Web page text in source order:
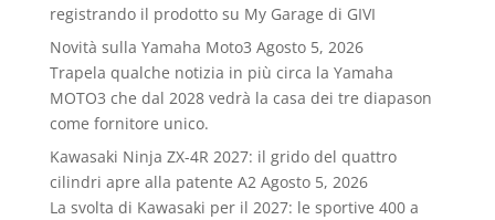
registrando il prodotto su My Garage di GIVI
Novità sulla Yamaha Moto3 Agosto 5, 2026
Trapela qualche notizia in più circa la Yamaha
MOTO3 che dal 2028 vedrà la casa dei tre diapason
come fornitore unico.
Kawasaki Ninja ZX-4R 2027: il grido del quattro
cilindri apre alla patente A2 Agosto 5, 2026
La svolta di Kawasaki per il 2027: le sportive 400 a